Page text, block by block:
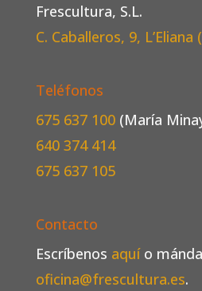
Frescultura, S.L.
C. Caballeros, 9, L’Eliana
Teléfonos
675 637 100 (María
640 374 414
675 637 105
Contacto
Escríbenos aquío
oficina@frescultura.es.